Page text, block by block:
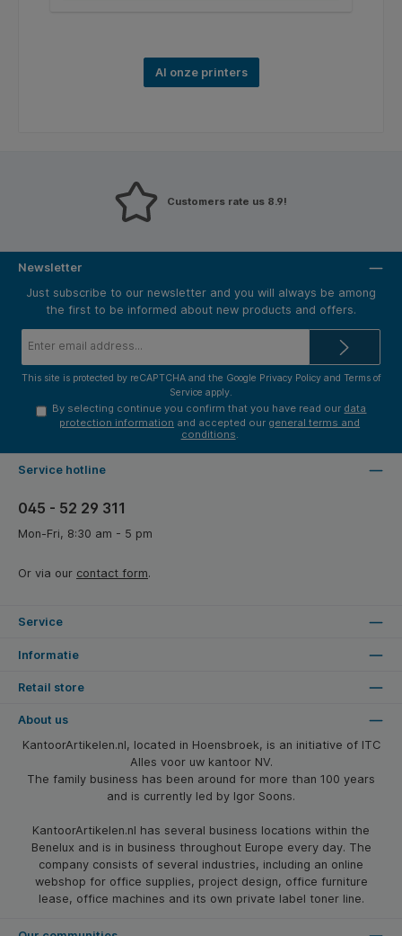
Al onze printers
Customers rate us 8.9!
Newsletter
Just subscribe to our newsletter and you will always be among
the first to be informed about new products and offers.
This site is protected by reCAPTCHA and the Google Privacy Policyand Terms of
Service apply.
By selecting continue you confirm that you have read our data
protection information and accepted our general terms and
conditions.
Service hotline
045 - 52 29 311
Mon-Fri, 8:30 am - 5 pm
Or via our contact form.
Service
Informatie
Retail store
About us
KantoorArtikelen.nl, located in Hoensbroek, is an initiative of ITC
Alles voor uw kantoor NV.
The family business has been around for more than 100 years
and is currently led by Igor Soons.
KantoorArtikelen.nl has several business locations within the
Benelux and is in business throughout Europe every day. The
company consists of several industries, including an online
webshop for office supplies, project design, office furniture
lease, office machines and its own private label toner line.